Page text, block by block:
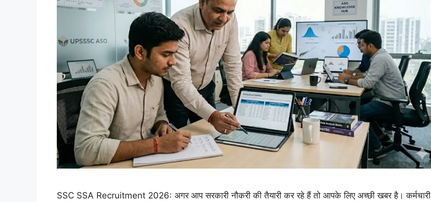
SSC SSA Recruitment 2026: अगर आप सरकारी नौकरी की तैयारी कर रहे हैं तो आपके लिए अच्छी खबर है। कर्मचारी